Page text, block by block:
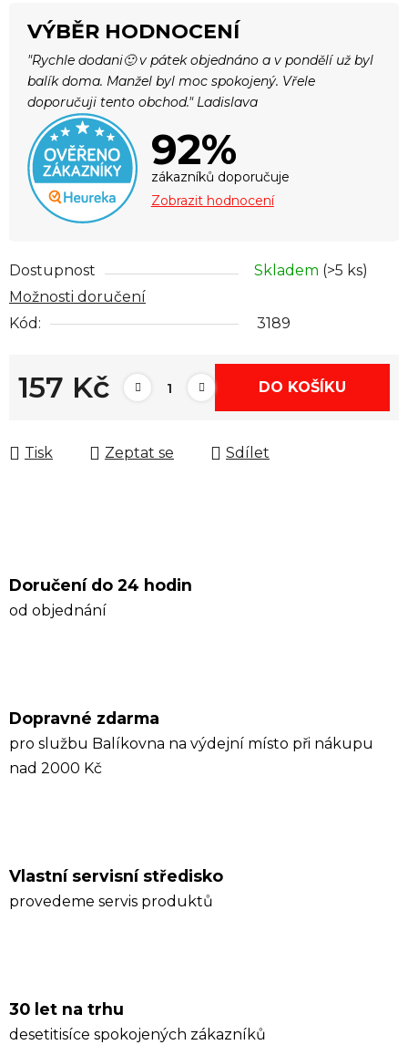
VÝBĚR HODNOCENÍ
"Rychle dodani🙂 v pátek objednáno a v pondělí už byl
balík doma. Manžel byl moc spokojený. Vřele
doporučuji tento obchod." Ladislava
92%
zákazníků doporučuje
Zobrazit hodnocení
Dostupnost Skladem (>5 ks)
Možnosti doručení
Kód:
3189
157 Kč DO KOŠÍKU
Tisk Zeptat se Sdílet
Doručení do 24 hodin
od objednání
Dopravné zdarma
pro službu Balíkovna na výdejní místo při nákupu
nad 2000 Kč
Vlastní servisní středisko
provedeme servis produktů
30 let na trhu
desetitisíce spokojených zákazníků